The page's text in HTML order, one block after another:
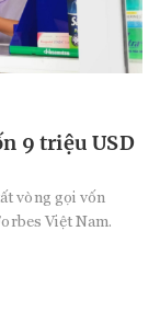
9 triệu USD
vòng gọi vốn
Việt Nam.